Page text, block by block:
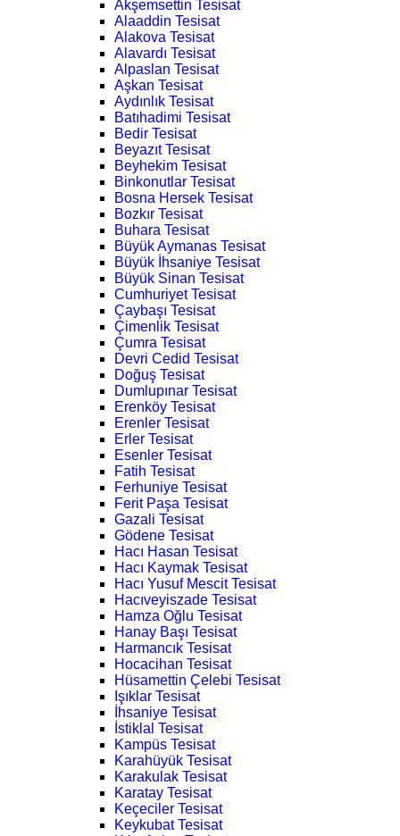
Akşemsettin Tesisat
Alaaddin Tesisat
Alakova Tesisat
Alavardı Tesisat
Alpaslan Tesisat
Aşkan Tesisat
Aydınlık Tesisat
Batıhadimi Tesisat
Bedir Tesisat
Beyazıt Tesisat
Beyhekim Tesisat
Binkonutlar Tesisat
Bosna Hersek Tesisat
Bozkır Tesisat
Buhara Tesisat
Büyük Aymanas Tesisat
Büyük İhsaniye Tesisat
Büyük Sinan Tesisat
Cumhuriyet Tesisat
Çaybaşı Tesisat
Çimenlik Tesisat
Çumra Tesisat
Devri Cedid Tesisat
Doğuş Tesisat
Dumlupınar Tesisat
Erenköy Tesisat
Erenler Tesisat
Erler Tesisat
Esenler Tesisat
Fatih Tesisat
Ferhuniye Tesisat
Ferit Paşa Tesisat
Gazali Tesisat
Gödene Tesisat
Hacı Hasan Tesisat
Hacı Kaymak Tesisat
Hacı Yusuf Mescit Tesisat
Hacıveyiszade Tesisat
Hamza Oğlu Tesisat
Hanay Başı Tesisat
Harmancık Tesisat
Hocacihan Tesisat
Hüsamettin Çelebi Tesisat
Işıklar Tesisat
İhsaniye Tesisat
İstiklal Tesisat
Kampüs Tesisat
Karahüyük Tesisat
Karakulak Tesisat
Karatay Tesisat
Keçeciler Tesisat
Keykubat Tesisat